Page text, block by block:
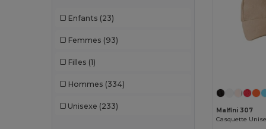
Enfants (23)
Femmes (93)
Filles (1)
Hommes (334)
Unisexe (233)
Malfini 307